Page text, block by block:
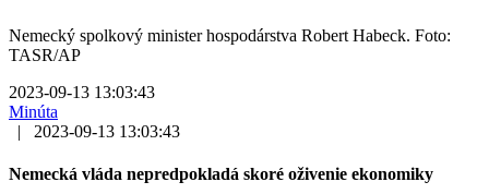
Nemecký spolkový minister hospodárstva Robert Habeck. Foto:
TASR/AP
2023-09-13 13:03:43
Minúta
|
2023-09-13 13:03:43
Nemecká vláda nepredpokladá skoré oživenie ekonomiky